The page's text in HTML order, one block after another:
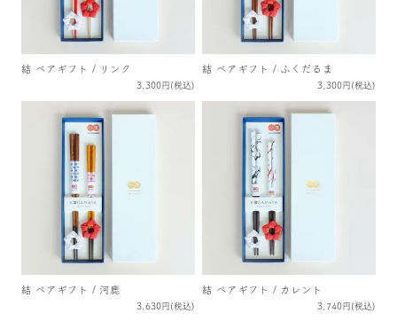
結 ペアギフト / リンク
3,300円(税込)
結 ペアギフト / ふくだるま
3,300円(税込)
結 ペアギフト / 河鹿
3,630円(税込)
結 ペアギフト / カレント
3,740円(税込)